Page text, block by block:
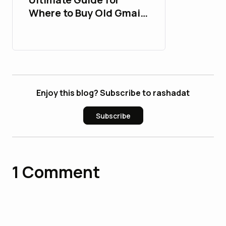
Where to Buy Old Gmail
Enjoy this blog? Subscribe to rashadat
Subscribe
1 Comment